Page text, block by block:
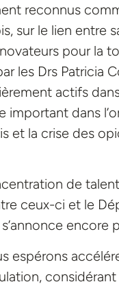
reconnus
sur le lien entre
pour la
les Drs Patricia
actifs
dans
et la crise des
de
ceux-ci et le
encore
espérons